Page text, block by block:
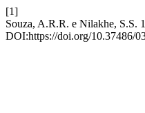
[1]
Souza, A.R.R. e Nilakhe, S.S.
DOI:https://doi.org/10.37486/